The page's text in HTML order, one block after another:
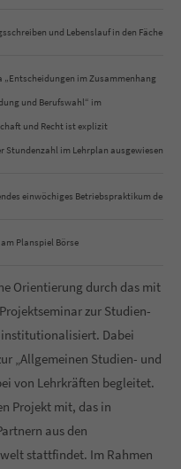
und Lebenslauf in den Fächern
„Entscheidungen im Zusammenhang
und Berufswahl“ im
und Recht ist explizit
Stundenzahl im Lehrplan ausgewiesen.
einwöchiges Betriebspraktikum der 9.
Planspiel Börse
Orientierung durch das mit
zur Studien-
Dabei
„Allgemeinen Studien- und
von Lehrkräften begleitet.
Projekt mit, das in
aus den
stattfindet. Im Rahmen